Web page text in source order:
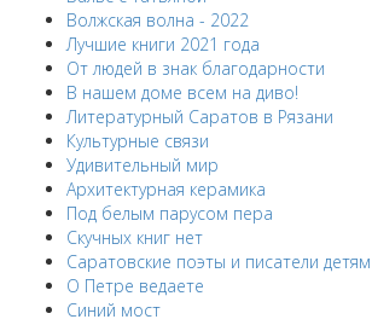
Волжская волна - 2022
Лучшие книги 2021 года
От людей в знак благодарности
В нашем доме всем на диво!
Литературный Саратов в Рязани
Культурные связи
Удивительный мир
Архитектурная керамика
Под белым парусом пера
Скучных книг нет
Саратовские поэты и писатели детям
О Петре ведаете
Синий мост